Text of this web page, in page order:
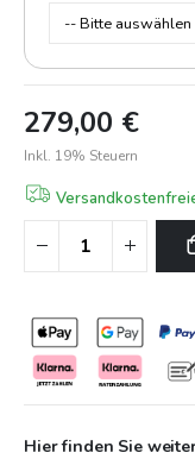
279,00 €
Inkl. 19% Steuern
Hier finden Sie